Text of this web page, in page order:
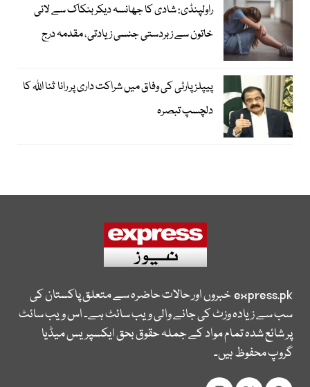
راولپنڈی: شادی کا جھانسہ دیکر بنکاک سے لائی
خاتون سے زبردستی جنسی زیادتی، مقدمہ درج
پیپلز پارٹی کی وفاق میں شراکت داری پر رانا ثنا اللہ کا
دلچسپ تبصرہ
express.pkخبروں اور حالات حاضرہ سے متعلق پاکستان کی
سب سے زیادہ وزٹ کی جانے والی ویب سائٹ ہے۔ اس ویب سائٹ
پر شائع شدہ تمام مواد کے جملہ حقوق بحق ایکسپریس میڈیا
گروپ محفوظ ہیں۔